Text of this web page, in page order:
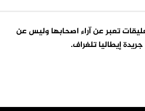
تعبر عن آراء اصحابها وليس عن
إيطاليا تلغراف.